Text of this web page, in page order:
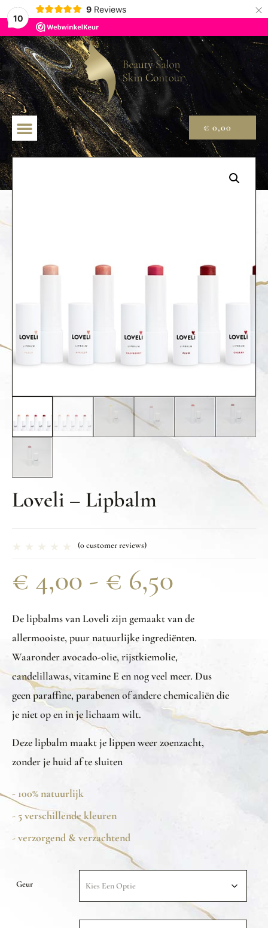
10
9 Reviews ×
€ 0,00
Loveli – Lipbalm
(0customer reviews)
€ 4,00 - € 6,50
De lipbalms van Loveli zijn gemaakt van de
allermooiste, puur natuurlijke ingrediënten.
Waaronder avocado-olie, rijstkiemolie,
candelillawas, vitamine E en nog veel meer. Dus
geen paraffine, parabenen of andere chemicaliën die
je niet op en in je lichaam wilt.
Deze lipbalm maakt je lippen weer zoenzacht,
zonder je huid af te sluiten
- 100% natuurlijk
- 5 verschillende kleuren
- verzorgend & verzachtend
Geur